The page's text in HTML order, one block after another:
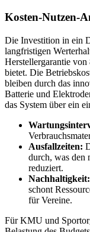
Kosten-Nutzen-
Die Investition in ein
langfristigen
Herstellergarantie von
bietet. Die
bleiben durch das
Batterie und
das System über ein
Ausfallzeiten:
durch, was den
reduziert.
Nachhaltigkeit:
schont
für Vereine.
Für KMU und